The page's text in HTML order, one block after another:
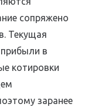
сопряжено
Текущая
в
котировки
заранее